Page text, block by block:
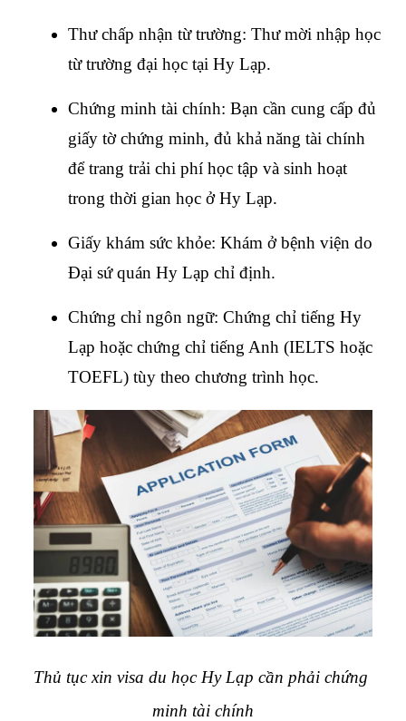
Thư chấp nhận từ trường: Thư mời nhập học
từ trường đại học tại Hy Lạp.
Chứng minh tài chính: Bạn cần cung cấp đủ
giấy tờ chứng minh, đủ khả năng tài chính
để trang trải chi phí học tập và sinh hoạt
trong thời gian học ở Hy Lạp.
Giấy khám sức khỏe: Khám ở bệnh viện do
Đại sứ quán Hy Lạp chỉ định.
Chứng chỉ ngôn ngữ: Chứng chỉ tiếng Hy
Lạp hoặc chứng chỉ tiếng Anh (IELTS hoặc
TOEFL) tùy theo chương trình học.
Thủ tục xin visa du học Hy Lạp cần phải chứng
minh tài chính